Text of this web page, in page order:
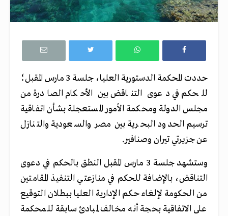
حددت المحكمة الدستورية العليا، جلسة 3 مارس المقبل؛
للحكم في دعوى التناقض بين الأحكام الصادرة من
مجلس الدولة ومحكمة الأمور المستعجلة بشأن اتفاقية
ترسيم الحدود البحرية بين مصر والسعودية والتنازل
عن جزيرتي تيران وصنافير.
وستشهد جلسة 3 مارس المقبل النطق بالحكم في دعوى
التناقض، بالإضافة للحكم في منازعتي التنفيذ المقامتين
من الحكومة لإلغاء حكم الإدارية العليا ببطلان التوقيع
على الاتفاقية بحجة أنه مخالف لمبادئ سابقة للمحكمة